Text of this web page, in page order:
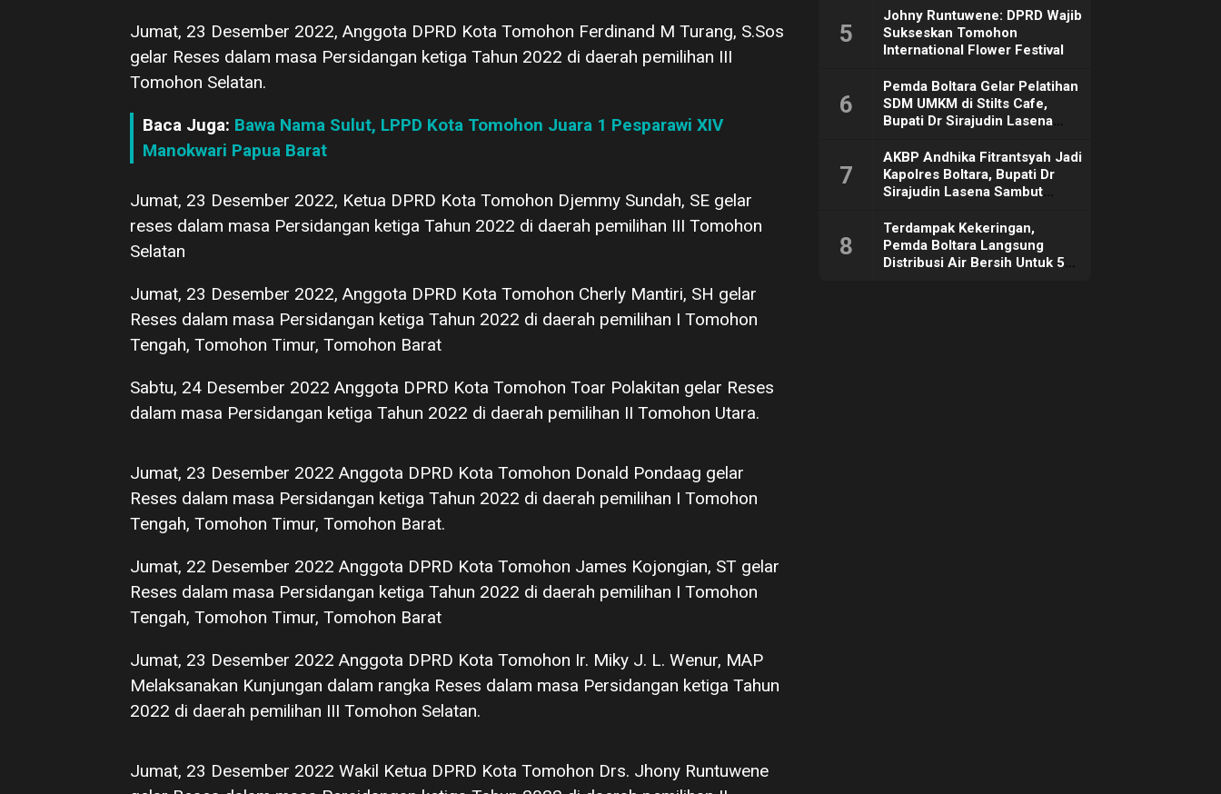
Jumat, 23 Desember 2022, Anggota DPRD Kota Tomohon Ferdinand M Turang, S.Sos
gelar Reses dalam masa Persidangan ketiga Tahun 2022 di daerah pemilihan III
Tomohon Selatan.
Baca Juga: Bawa Nama Sulut, LPPD Kota Tomohon Juara 1 Pesparawi XIV
Manokwari Papua Barat
Jumat, 23 Desember 2022, Ketua DPRD Kota Tomohon Djemmy Sundah, SE gelar
reses dalam masa Persidangan ketiga Tahun 2022 di daerah pemilihan III Tomohon
Selatan
Jumat, 23 Desember 2022, Anggota DPRD Kota Tomohon Cherly Mantiri, SH gelar
Reses dalam masa Persidangan ketiga Tahun 2022 di daerah pemilihan I Tomohon
Tengah, Tomohon Timur, Tomohon Barat
Sabtu, 24 Desember 2022 Anggota DPRD Kota Tomohon Toar Polakitan gelar Reses
dalam masa Persidangan ketiga Tahun 2022 di daerah pemilihan II Tomohon Utara.
Jumat, 23 Desember 2022 Anggota DPRD Kota Tomohon Donald Pondaag gelar
Reses dalam masa Persidangan ketiga Tahun 2022 di daerah pemilihan I Tomohon
Tengah, Tomohon Timur, Tomohon Barat.
Jumat, 22 Desember 2022 Anggota DPRD Kota Tomohon James Kojongian, ST gelar
Reses dalam masa Persidangan ketiga Tahun 2022 di daerah pemilihan I Tomohon
Tengah, Tomohon Timur, Tomohon Barat
Jumat, 23 Desember 2022 Anggota DPRD Kota Tomohon Ir. Miky J. L. Wenur, MAP
Melaksanakan Kunjungan dalam rangka Reses dalam masa Persidangan ketiga Tahun
2022 di daerah pemilihan III Tomohon Selatan.
Jumat, 23 Desember 2022 Wakil Ketua DPRD Kota Tomohon Drs. Jhony Runtuwene
5
Johny Runtuwene: DPRD Wajib
Sukseskan Tomohon
International Flower Festival
6
Pemda Boltara Gelar Pelatihan
SDM UMKM di Stilts Cafe,
Bupati Dr Sirajudin Lasena
Dorong Ekonomi Daerah
7
AKBP Andhika Fitrantsyah Jadi
Kapolres Boltara, Bupati Dr
Sirajudin Lasena Sambut
8
Terdampak Kekeringan,
Pemda Boltara Langsung
Distribusi Air Bersih Untuk 50